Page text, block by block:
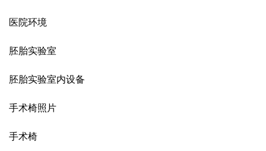
医院环境
胚胎实验室
胚胎实验室内设备
手术椅照片
手术椅